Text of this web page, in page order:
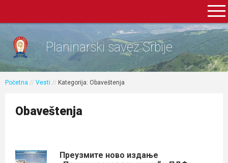
Planinarski savez Srbije
Početna // Vesti // Kategorija: Obaveštenja
Obaveštenja
Преузмите ново издање